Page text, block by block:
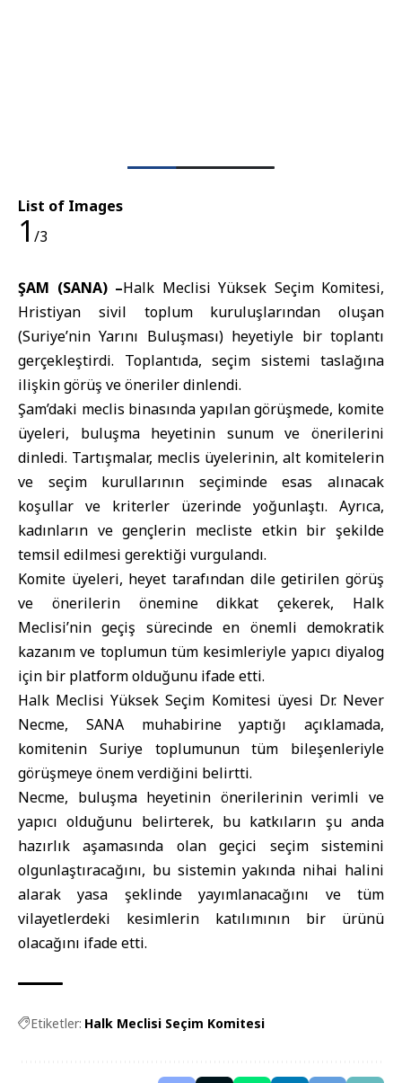
List of Images
1 /3
ŞAM (SANA) –Halk Meclisi Yüksek Seçim Komitesi,
Hristiyan sivil toplum kuruluşlarından oluşan
(Suriye’nin Yarını Buluşması) heyetiyle bir toplantı
gerçekleştirdi. Toplantıda, seçim sistemi taslağına
ilişkin görüş ve öneriler dinlendi.
Şam’daki meclis binasında yapılan görüşmede, komite
üyeleri, buluşma heyetinin sunum ve önerilerini
dinledi. Tartışmalar, meclis üyelerinin, alt komitelerin
ve seçim kurullarının seçiminde esas alınacak
koşullar ve kriterler üzerinde yoğunlaştı. Ayrıca,
kadınların ve gençlerin mecliste etkin bir şekilde
temsil edilmesi gerektiği vurgulandı.
Komite üyeleri, heyet tarafından dile getirilen görüş
ve önerilerin önemine dikkat çekerek, Halk
Meclisi’nin geçiş sürecinde en önemli demokratik
kazanım ve toplumun tüm kesimleriyle yapıcı diyalog
için bir platform olduğunu ifade etti.
Halk Meclisi Yüksek Seçim Komitesi üyesi Dr. Never
Necme, SANA muhabirine yaptığı açıklamada,
komitenin Suriye toplumunun tüm bileşenleriyle
görüşmeye önem verdiğini belirtti.
Necme, buluşma heyetinin önerilerinin verimli ve
yapıcı olduğunu belirterek, bu katkıların şu anda
hazırlık aşamasında olan geçici seçim sistemini
olgunlaştıracağını, bu sistemin yakında nihai halini
alarak yasa şeklinde yayımlanacağını ve tüm
vilayetlerdeki kesimlerin katılımının bir ürünü
olacağını ifade etti.
Etiketler: Halk Meclisi Seçim Komitesi